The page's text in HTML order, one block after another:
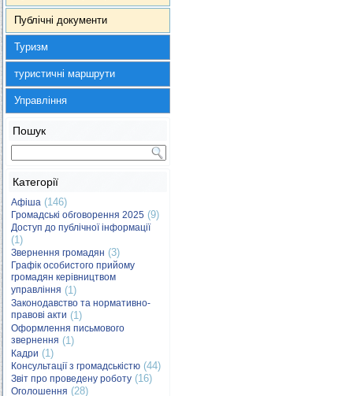
Публічні документи
Туризм
туристичні маршрути
Управління
Пошук
Категорії
Афіша (146)
Громадські обговорення 2025 (9)
Доступ до публічної інформації
(1)
Звернення громадян (3)
Графік особистого прийому
громадян керівництвом
управління (1)
Законодавство та нормативно-
правові акти (1)
Оформлення письмового
звернення (1)
Кадри (1)
Консультації з громадськістю (44)
Звіт про проведену роботу (16)
Оголошення (28)